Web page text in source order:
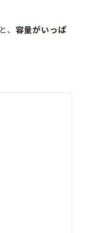
と、 容量がいっぱ